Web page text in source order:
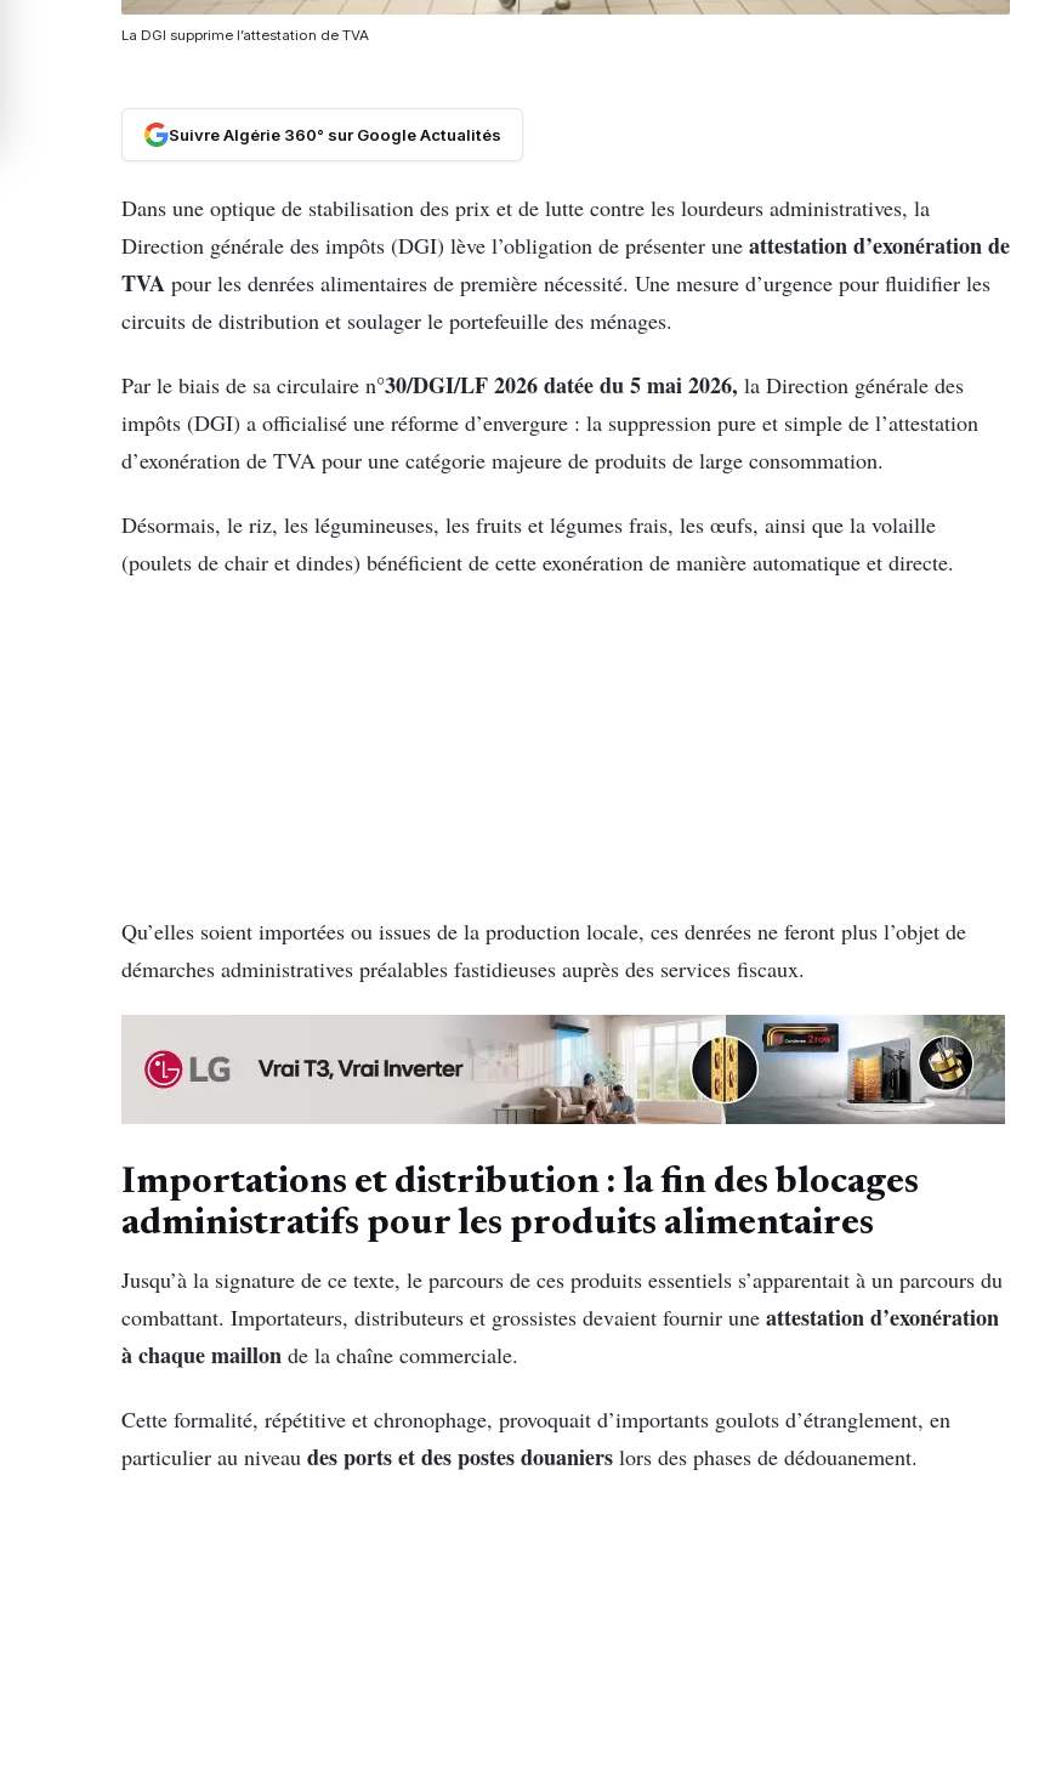
La DGI supprime l’attestation de TVA
Suivre Algérie 360° sur Google Actualités
Dans une optique de stabilisation des prix et de lutte contre les lourdeurs administratives, la
Direction générale des impôts (DGI) lève l’obligation de présenter une attestation d’exonération de
TVA pour les denrées alimentaires de première nécessité. Une mesure d’urgence pour fluidifier les
circuits de distribution et soulager le portefeuille des ménages.
Par le biais de sa circulaire n°30/DGI/LF 2026 datée du 5 mai 2026, la Direction générale des
impôts (DGI) a officialisé une réforme d’envergure : la suppression pure et simple de l’attestation
d’exonération de TVA pour une catégorie majeure de produits de large consommation.
Désormais, le riz, les légumineuses, les fruits et légumes frais, les œufs, ainsi que la volaille
(poulets de chair et dindes) bénéficient de cette exonération de manière automatique et directe.
Qu’elles soient importées ou issues de la production locale, ces denrées ne feront plus l’objet de
démarches administratives préalables fastidieuses auprès des services fiscaux.
Importations et distribution : la fin des blocages
administratifs pour les produits alimentaires
Jusqu’à la signature de ce texte, le parcours de ces produits essentiels s’apparentait à un parcours du
combattant. Importateurs, distributeurs et grossistes devaient fournir une attestation d’exonération
à chaque maillon de la chaîne commerciale.
Cette formalité, répétitive et chronophage, provoquait d’importants goulots d’étranglement, en
particulier au niveau des ports et des postes douaniers lors des phases de dédouanement.